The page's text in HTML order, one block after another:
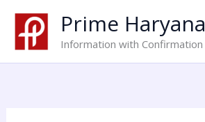
content
Prime Haryana
Information with Confirmation